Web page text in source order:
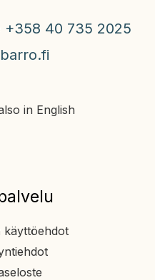
40 735 2025
in English
käyttöehdot